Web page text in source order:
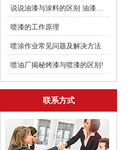
说说油漆与涂料的区别 油漆附着不良快用附着力促进剂
喷漆的工作原理
喷涂作业常见问题及解决方法
喷油厂揭秘烤漆与喷漆的区别!
联系方式